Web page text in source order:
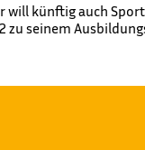
will künftig auch
zu seinem